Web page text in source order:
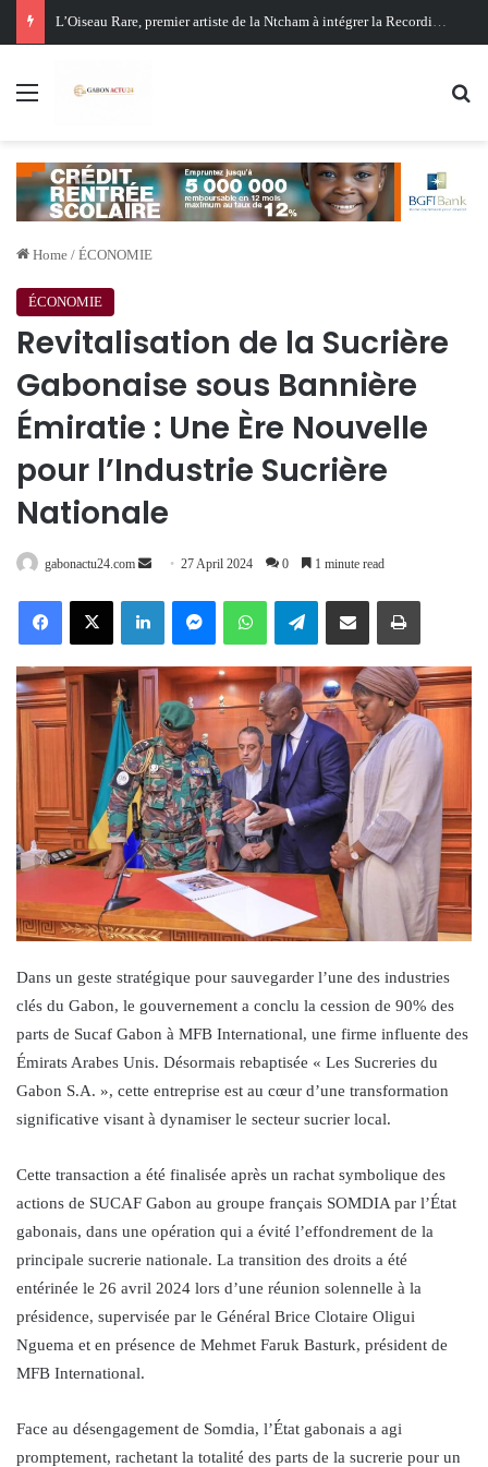
Oligui Nguema au Ghana : Libreville mise sur Accra pour renforcer sa stratégie diplomatique et économique
Menu
Home / ÉCONOMIE
ÉCONOMIE
Revitalisation de la Sucrière
Gabonaise sous Bannière
Émiratie : Une Ère Nouvelle
pour l’Industrie Sucrière
Nationale
gabonactu24.com
Send 27 April 2024 0 1 minute read
FacebookX LinkedInMessengerWhatsAppTelegramShare via Email Print
Dans un geste stratégique pour sauvegarder l’une des industries
clés du Gabon, le gouvernement a conclu la cession de 90% des
parts de Sucaf Gabon à MFB International, une firme influente des
Émirats Arabes Unis. Désormais rebaptisée « Les Sucreries du
Gabon S.A. », cette entreprise est au cœur d’une transformation
significative visant à dynamiser le secteur sucrier local.
Cette transaction a été finalisée après un rachat symbolique des
actions de SUCAF Gabon au groupe français SOMDIA par l’État
gabonais, dans une opération qui a évité l’effondrement de la
principale sucrerie nationale. La transition des droits a été
entérinée le 26 avril 2024 lors d’une réunion solennelle à la
présidence, supervisée par le Général Brice Clotaire Oligui
Nguema et en présence de Mehmet Faruk Basturk, président de
MFB International.
Face au désengagement de Somdia, l’État gabonais a agi
promptement, rachetant la totalité des parts de la sucrerie pour un